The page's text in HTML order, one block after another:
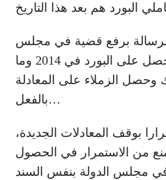
الرسالة برفع قضية في مجلس
الدولة للمساواة بمن حصل على البورد في 2014 وما
وحصل الزملاء على المعادلة
بالفعل…
في يناير 2022 قرارا بوقف المعادلات الجديدة،
من الاستمرار في الحصول
مجلس الدولة بنفس السند